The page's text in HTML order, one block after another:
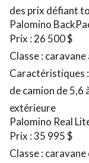
des prix défiant
Palomino
Prix : 26 500 $
Classe :
Caractéristiques
de camion de 5,6
extérieure
Palomino Real
Prix : 35 995 $
Classe :